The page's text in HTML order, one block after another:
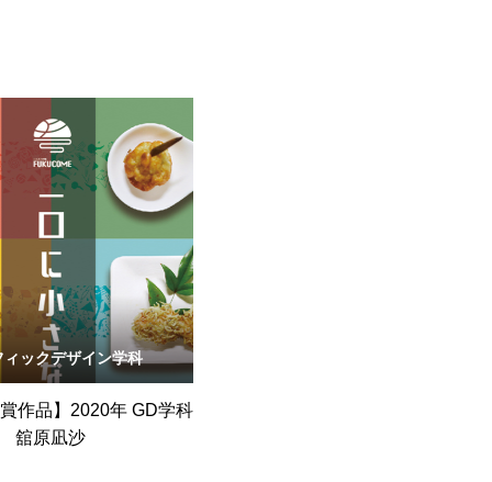
ィックデザイン学科
作品】2020年 GD学科
舘原凪沙